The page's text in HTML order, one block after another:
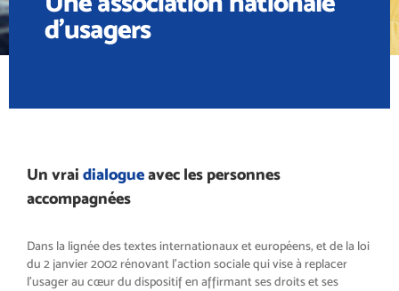
d’usagers
Un vrai dialogueavec les personnes
accompagnées
Dans la lignée des textes internationaux et européens, et de la loi
du 2 janvier 2002 rénovant l’action sociale qui vise à replacer
l’usager au cœur du dispositif en affirmant ses droits et ses